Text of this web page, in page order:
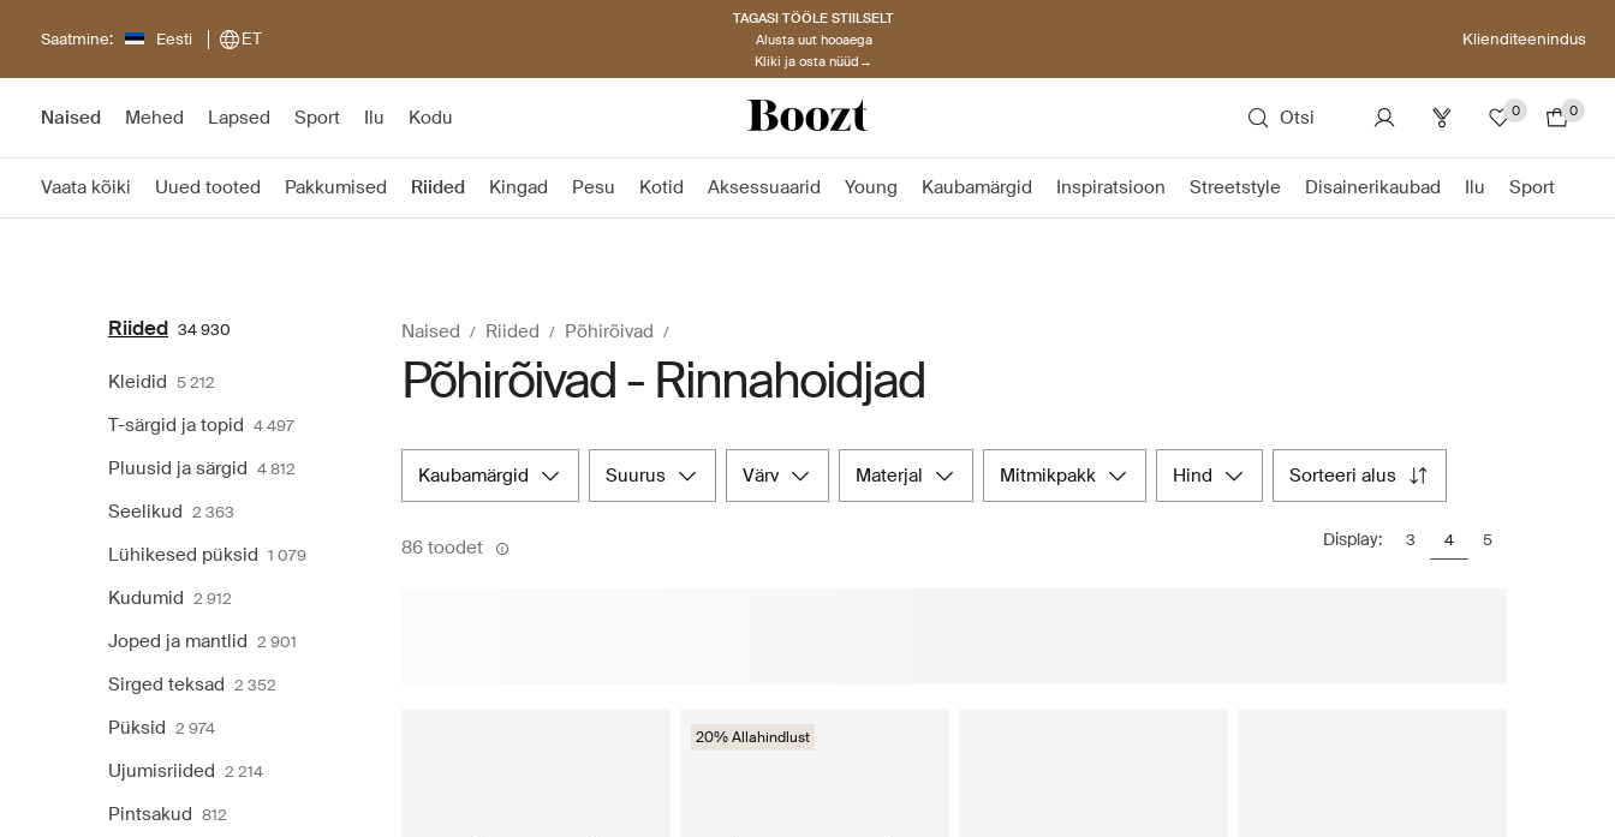
Saatmine: Eesti ET
TAGASI TÖÖLE STIILSELT
Alusta uut hooaega
Kliki ja osta nüüd→
Klienditeenindus
Naised Mehed Lapsed Sport Ilu Kodu Otsi 0 0
Vaata kõiki Uued tooted Pakkumised Riided Kingad Pesu Kotid Aksessuaarid Young Kaubamärgid Inspiratsioon Streetstyle Disainerikaubad Ilu Sport
Riided 34 930
Kleidid 5 212
T-särgid ja topid 4 497
Pluusid ja särgid 4 812
Seelikud 2 363
Lühikesed püksid 1 079
Kudumid 2 912
Joped ja mantlid 2 901
Sirged teksad 2 352
Püksid 2 974
Ujumisriided 2 214
Pintsakud 812
Naised Riided Põhirõivad
Põhirõivad - Rinnahoidjad
kaubamärgid suurus värv materjal mitmikpakk hind sorteeri alus
86 toodet Display: 3 4 5
20% Allahindlust